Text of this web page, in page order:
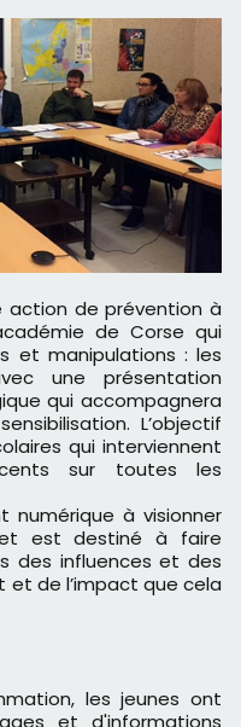
de Corse qui
et manipulations : les
une présentation
qui accompagnera
L’objectif
qui interviennent
sur toutes les
numérique à visionner
est destiné à faire
des influences et des
et de l’impact que cela
les jeunes ont
et d'informations